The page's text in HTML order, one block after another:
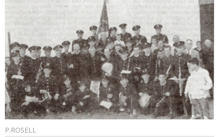
P.ROSELL